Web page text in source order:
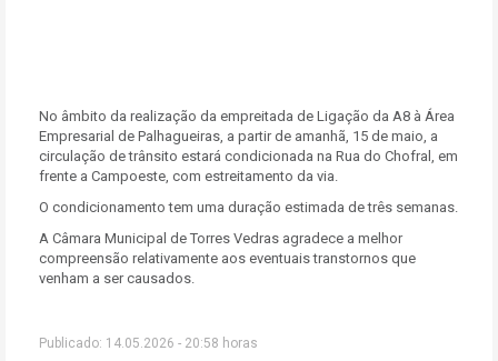
No âmbito da realização da empreitada de Ligação da A8 à Área
Empresarial de Palhagueiras, a partir de amanhã, 15 de maio, a
circulação de trânsito estará condicionada na Rua do Chofral, em
frente a Campoeste, com estreitamento da via.
O condicionamento tem uma duração estimada de três semanas.
A Câmara Municipal de Torres Vedras agradece a melhor
compreensão relativamente aos eventuais transtornos que
venham a ser causados.
Publicado: 14.05.2026 - 20:58 horas